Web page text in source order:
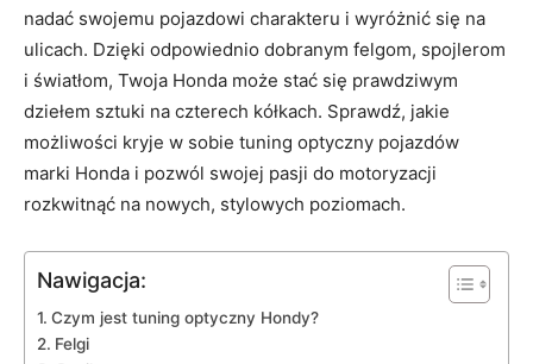
nadać ⁣swojemu pojazdowi charakteru i wyróżnić się na
ulicach. ⁣Dzięki odpowiednio ‍dobranym felgom, spojlerom
i⁣ światłom,​ Twoja Honda może stać się prawdziwym
dziełem sztuki na czterech kółkach. Sprawdź, jakie
możliwości kryje ⁣w sobie tuning optyczny‍ pojazdów
marki Honda i pozwól swojej pasji do‍ motoryzacji
rozkwitnąć na nowych, ​stylowych poziomach.
Nawigacja:
Czym‌ jest tuning optyczny Hondy?
Felgi